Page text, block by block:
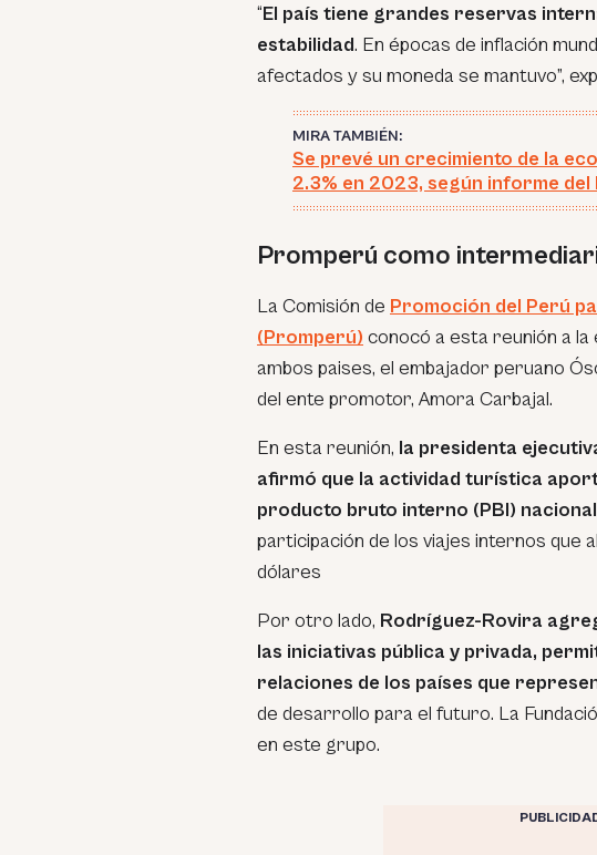
“El país tiene grandes reservas
estabilidad. En épocas de inflación
afectados y su moneda se mantuvo”,
MIRA TAMBIÉN:
Se prevé un crecimiento de la
2.3% en 2023, según informe del
Promperú como
La Comisión de Promoción del Perú
(Promperú) conocó a esta reunión a la
ambos paises, el embajador peruano
del ente promotor, Amora Carbajal.
En esta reunión, la presidenta
afirmó que la actividad turística
producto bruto interno (PBI)
participación de los viajes internos que
dólares
Por otro lado, Rodríguez-Rovira
las iniciativas pública y privada,
relaciones de los países que
de desarrollo para el futuro. La
en este grupo.